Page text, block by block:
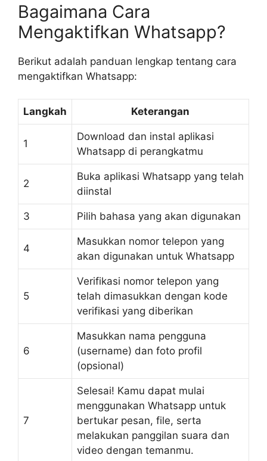
Bagaimana Cara
Mengaktifkan Whatsapp?
Berikut adalah panduan lengkap tentang cara
mengaktifkan Whatsapp:
Langkah Keterangan
1
Download dan instal aplikasi
Whatsapp di perangkatmu
2
Buka aplikasi Whatsapp yang telah
diinstal
3 Pilih bahasa yang akan digunakan
4
Masukkan nomor telepon yang
akan digunakan untuk Whatsapp
5
Verifikasi nomor telepon yang
telah dimasukkan dengan kode
verifikasi yang diberikan
6
Masukkan nama pengguna
(username) dan foto profil
(opsional)
7
Selesai! Kamu dapat mulai
menggunakan Whatsapp untuk
bertukar pesan, file, serta
melakukan panggilan suara dan
video dengan temanmu.